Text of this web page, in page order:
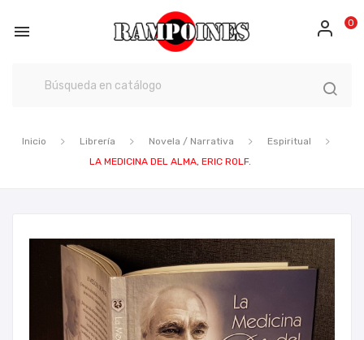
 0
Inicio Librería Novela / Narrativa
Espiritual
LA MEDICINA DEL ALMA, ERIC ROLF.